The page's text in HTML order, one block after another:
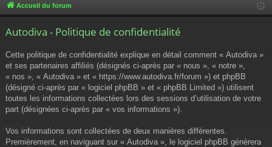
u cri
Accueil du forum
Autodiva - Politique de confidentialité
Cette politique de confidentialité explique en détail comment « Autodiva »
et ses partenaires affiliés (désignés ci-après par « nous », « notre »,
« nos », « Autodiva » et « https://www.autodiva.fr/forum ») et phpBB
(désigné ci-après par « logiciel phpBB » et « phpBB Limited ») utilisent
toutes les informations collectées lors des sessions d’utilisation de votre
part (désignées ci-après par « vos informations »).
Vos informations sont collectées de deux manières différentes.
Premièrement, en naviguant sur « Autodiva », le logiciel phpBB génèrera